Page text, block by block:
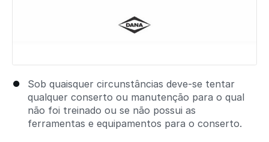
Sob quaisquer circunstâncias deve-se tentar
qualquer conserto ou manutenção para o qual
não foi treinado ou se não possui as
ferramentas e equipamentos para o conserto.